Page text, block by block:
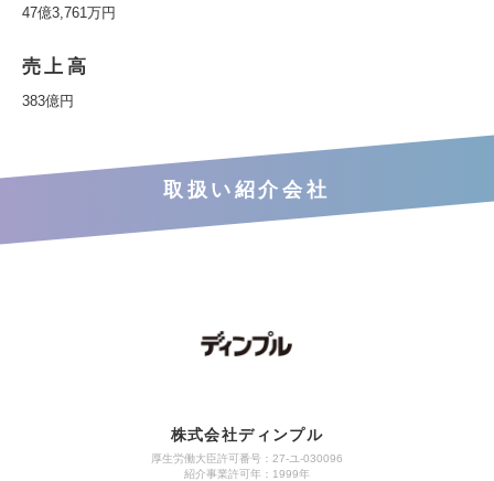
47億3,761万円
売上高
383億円
取扱い紹介会社
株式会社ディンプル
厚生労働大臣許可番号：27-ユ-030096
紹介事業許可年：1999年